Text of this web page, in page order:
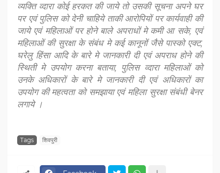
व्यक्ति व्दारा कोई हरकत की जाये तो उसकी सूचना अपने घर
पर एवं पुलिस को देनी चाहिये ताकी आरोपियों पर कार्यवाही की
जाये एवं महिलाओं पर होने बाले अपराधों मे कमी आ सके, एवं
महिलाओं की सुरक्षा के संबंध मे कई कानूनों जैसे पास्को एक्ट,
घरेलु हिंसा आदि के बारे मे जानकारी दी एवं अपराध होने की
स्थिती मे उपयोग करना बताया, पुलिस व्दारा महिलाओं को
उनके अधिकारों के बारे मे जानकारी दी एवं अधिकारों का
उपयोग की महत्वता को समझाया एवं महिला सुरक्षा संबंधी बेनर
लगाये ।
Tags शिवपुरी